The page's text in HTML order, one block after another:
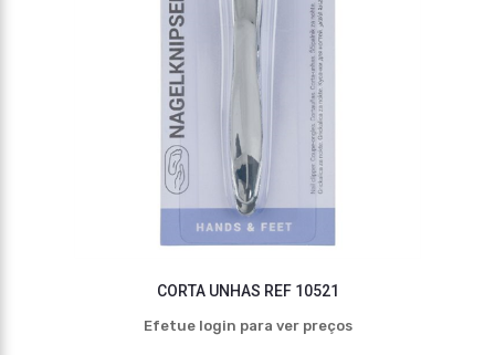
CORTA UNHAS REF 10521
Efetue login para ver preços